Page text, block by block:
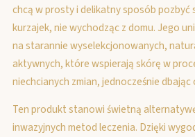
chcą w prosty i delikatny sposób pozbyć
kurzajek, nie wychodząc z domu. Jego
na starannie wyselekcjonowanych,
aktywnych, które wspierają skórę w
niechcianych zmian, jednocześnie dbając
Ten produkt stanowi świetną
inwazyjnych metod leczenia. Dzięki